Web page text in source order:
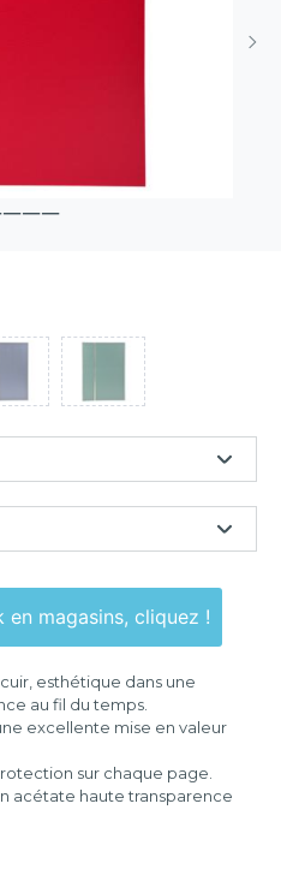
Pour vérifier le stock en magasins, cliquez !
esthétique dans une
au fil du temps.
excellente mise en valeur
sur chaque page.
acétate haute transparence